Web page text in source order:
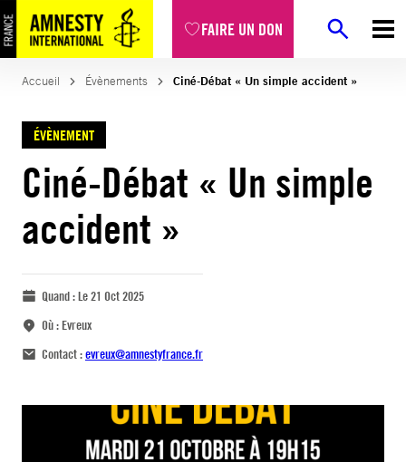
FAIRE UN DON
Accueil Évènements Ciné-Débat « Un simple accident »
ÉVÈNEMENT
Ciné-Débat « Un simple
accident »
Quand :Le 21 Oct 2025
Où :Evreux
Contact :evreux@amnestyfrance.fr